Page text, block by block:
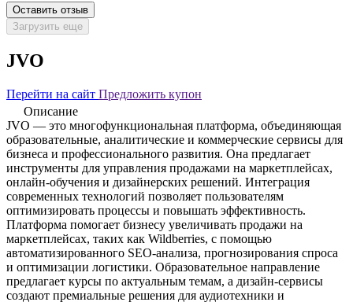
Оставить отзыв
Загрузить еще
JVO
Перейти на сайт Предложить купон
Описание
JVO — это многофункциональная платформа, объединяющая
образовательные, аналитические и коммерческие сервисы для
бизнеса и профессионального развития. Она предлагает
инструменты для управления продажами на маркетплейсах,
онлайн-обучения и дизайнерских решений. Интеграция
современных технологий позволяет пользователям
оптимизировать процессы и повышать эффективность.
Платформа помогает бизнесу увеличивать продажи на
маркетплейсах, таких как Wildberries, с помощью
автоматизированного SEO-анализа, прогнозирования спроса
и оптимизации логистики. Образовательное направление
предлагает курсы по актуальным темам, а дизайн-сервисы
создают премиальные решения для аудиотехники и